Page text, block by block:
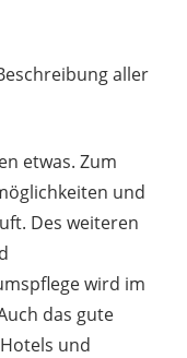
aller
etwas. Zum
und
Des weiteren
wird im
das gute
und